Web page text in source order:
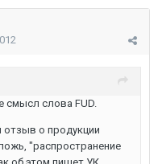
смысл слова FUD.
отзыв о продукции
"распространение